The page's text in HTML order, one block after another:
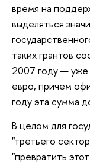
время на
выделяться
таких грантов
2007 году —
евро, причем
году эта сумма
В целом для
"третьего
"превратить